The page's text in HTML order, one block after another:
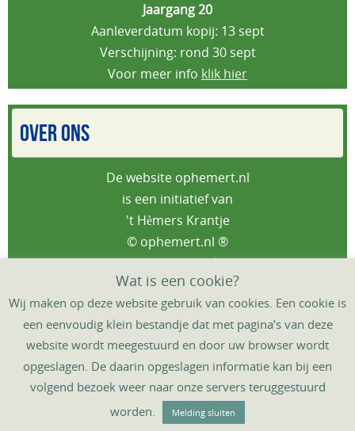
Jaargang 20
Aanleverdatum kopij: 13 sept
Verschijning: rond 30 sept
Voor meer info klik hier
OVER ONS
De website ophemert.nl
is een initiatief van
't Hèmers Krantje
© ophemert.nl ®
Privacybeleid
HOME DORPSAGENDA
‘T HÈMERS KRANTJE
DORPSGIDS
DORPSTAFEL
Mogelijk gemaakt door't Hèmers Krantje ,mcovdv©
Wat is een cookie?
Wij maken op deze website gebruik van cookies. Een cookie is
een eenvoudig klein bestandje dat met pagina’s van deze
website wordt meegestuurd en door uw browser wordt
opgeslagen. De daarin opgeslagen informatie kan bij een
volgend bezoek weer naar onze servers teruggestuurd
worden.
Melding sluiten